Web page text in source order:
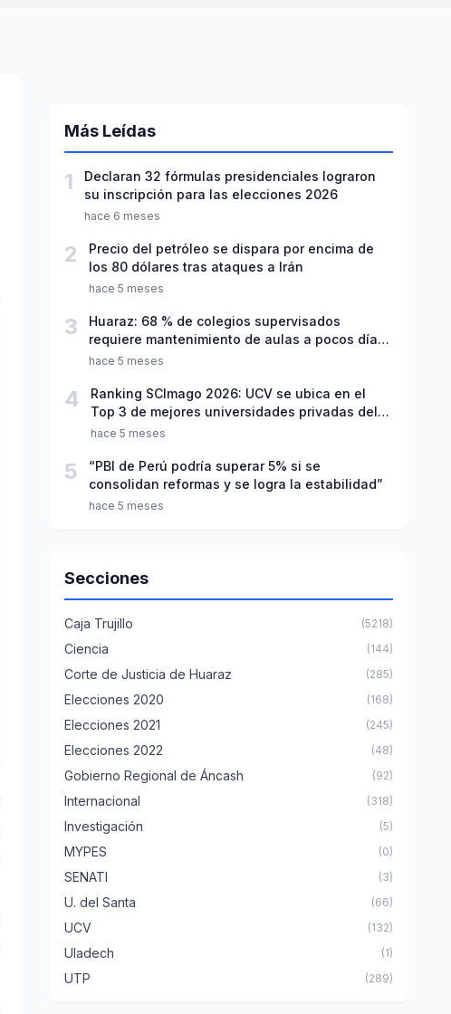
Más Leídas
1
Declaran 32 fórmulas presidenciales lograron
su inscripción para las elecciones 2026
hace 6 meses
2
Precio del petróleo se dispara por encima de
los 80 dólares tras ataques a Irán
hace 5 meses
3
Huaraz: 68 % de colegios supervisados
requiere mantenimiento de aulas a pocos días
de inicio del año escolar 2026
hace 5 meses
4
Ranking SCImago 2026: UCV se ubica en el
Top 3 de mejores universidades privadas del
Perú
hace 5 meses
5
“PBI de Perú podría superar 5% si se
consolidan reformas y se logra la estabilidad”
hace 5 meses
Secciones
Caja Trujillo (5218)
Ciencia (144)
Corte de Justicia de Huaraz (285)
Elecciones 2020 (168)
Elecciones 2021 (245)
Elecciones 2022 (48)
Gobierno Regional de Áncash (92)
Internacional (318)
Investigación (5)
MYPES (0)
SENATI (3)
U. del Santa (66)
UCV (132)
Uladech (1)
UTP (289)